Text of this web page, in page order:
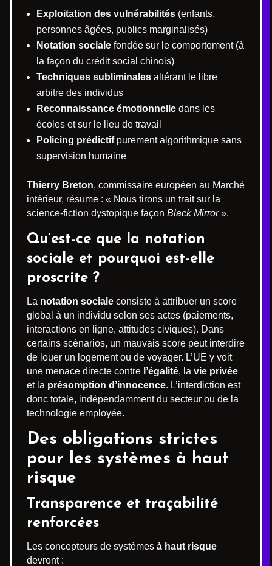
Exploitation des vulnérabilités (enfants,
personnes âgées, publics marginalisés)
Notation sociale fondée sur le comportement (à
la façon du crédit social chinois)
Techniques subliminales altérant le libre
arbitre des individus
Reconnaissance émotionnelle dans les
écoles et sur le lieu de travail
Policing prédictifpurement algorithmique sans
supervision humaine
Thierry Breton, commissaire européen au Marché
intérieur, résume : « Nous tirons un trait sur la
science-fiction dystopique façon Black Mirror».
Qu’est-ce que la notation
sociale et pourquoi est-elle
proscrite ?
La notation sociale consiste à attribuer un score
global à un individu selon ses actes (paiements,
interactions en ligne, attitudes civiques). Dans
certains scénarios, un mauvais score peut interdire
de louer un logement ou de voyager. L’UE y voit
une menace directe contre l’égalité, la vie privée
et la présomption d’innocence. L’interdiction est
donc totale, indépendamment du secteur ou de la
technologie employée.
Des obligations strictes
pour les systèmes à haut
risque
Transparence et traçabilité
renforcées
Les concepteurs de systèmes à haut risque
devront :